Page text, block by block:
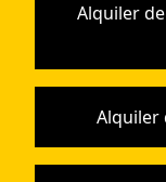
Alquiler
Alquiler